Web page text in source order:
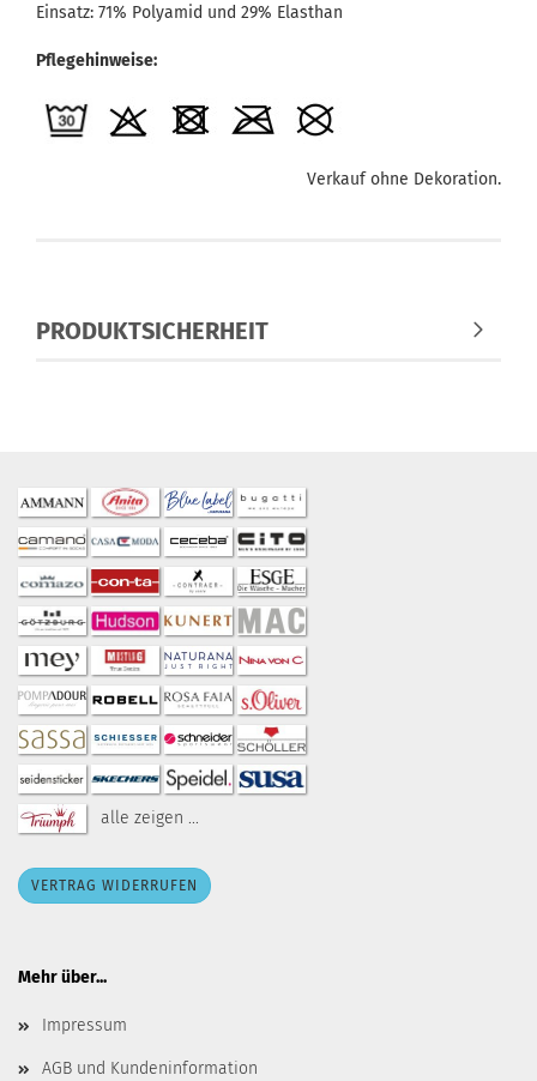
Einsatz: 71% Polyamid und 29% Elasthan
Pflegehinweise:
Verkauf ohne Dekoration.
PRODUKTSICHERHEIT
alle zeigen ...
VERTRAG WIDERRUFEN
Mehr über...
Impressum
AGB und Kundeninformation